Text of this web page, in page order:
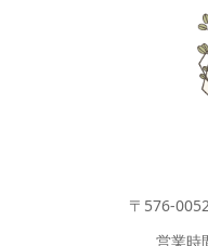
〒576-
営業時